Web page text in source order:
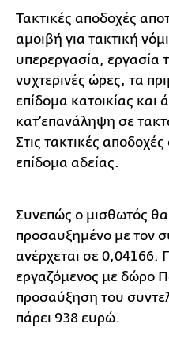
Τακτικές αποδοχές
αμοιβή για τακτική
υπερεργασία, εργασία
νυχτερινές ώρες, τα
επίδομα κατοικίας και
κατ’επανάληψη σε
Στις τακτικές
επίδομα αδείας.
Συνεπώς ο μισθωτός
προσαυξημένο με τον
ανέρχεται σε 0,04166.
εργαζόμενος με δώρο
προσαύξηση του
πάρει 938 ευρώ.